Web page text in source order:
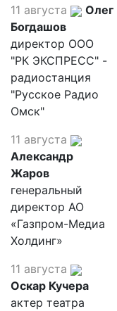
11 августа
Олег
Богдашов
директор ООО
"РК ЭКСПРЕСС" -
радиостанция
"Русское Радио
Омск"
11 августа
Александр
Жаров
генеральный
директор АО
«Газпром-Медиа
Холдинг»
11 августа
Оскар Кучера
актер театра